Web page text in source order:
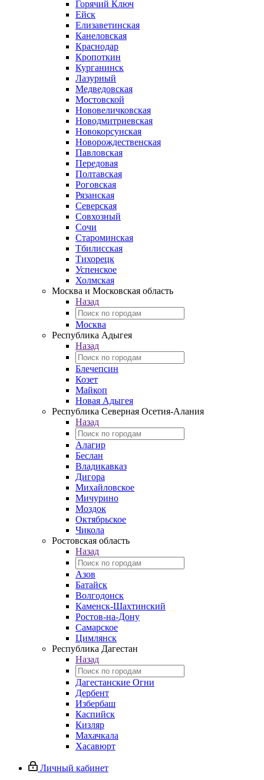
Горячий Ключ
Ейск
Елизаветинская
Канеловская
Краснодар
Кропоткин
Курганинск
Лазурный
Медведовская
Мостовской
Нововеличковская
Новодмитриевская
Новокорсунская
Новорождественская
Павловская
Передовая
Полтавская
Роговская
Рязанская
Северская
Совхозный
Сочи
Староминская
Тбилисская
Тихорецк
Успенское
Холмская
Москва и Московская область
Назад
Москва
Республика Адыгея
Назад
Блечепсин
Козет
Майкоп
Новая Адыгея
Республика Северная Осетия-Алания
Назад
Алагир
Беслан
Владикавказ
Дигора
Михайловское
Мичурино
Моздок
Октябрьское
Чикола
Ростовская область
Назад
Азов
Батайск
Волгодонск
Каменск-Шахтинский
Ростов-на-Дону
Самарское
Цимлянск
Республика Дагестан
Назад
Дагестанские Огни
Дербент
Избербаш
Каспийск
Кизляр
Махачкала
Хасавюрт
Личный кабинет